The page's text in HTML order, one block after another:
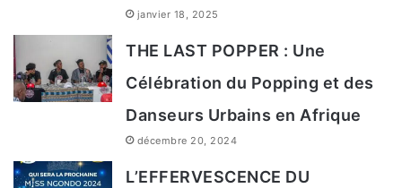
janvier 18, 2025
THE LAST POPPER : Une
Célébration du Popping et des
Danseurs Urbains en Afrique
décembre 20, 2024
L’EFFERVESCENCE DU